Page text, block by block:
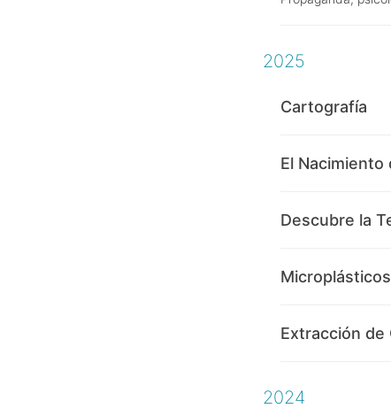
2025
Cartografía
El Nacimiento
Descubre la
Extracción de
2024